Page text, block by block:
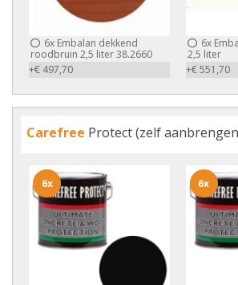
6x Embalan dekkend
roodbruin 2,5 liter 38.2660
+€ 497,70
6x
2,5 liter
+€ 551,70
Carefree Protect (zelf
6x 6x